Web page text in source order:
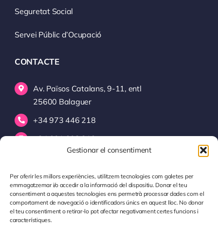
Gestionar el consentiment
Per oferir les millors experiències, utilitzem tecnologies com galetes per
emmagatzemar i/o accedir a la informació del dispositiu. Donar el teu
consentiment a aquestes tecnologies ens permetrà processar dades com el
comportament de navegació o identificadors únics en aquest lloc. No donar
el teu consentiment o retirar-lo pot afectar negativament certes funcions i
característiques.
Seguretat Social
Servei Públic d’Ocupació
CONTACTE
Av. Països Catalans, 9-11, entl
25600 Balaguer
+34 973 446 218
+34 601 603 319
Si vols estar al dia segueix-nos aInstagram